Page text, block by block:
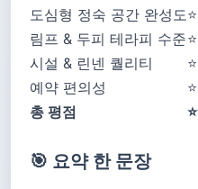
도심형 정숙 공간 완성도
림프 & 두피 테라피 수준
시설 & 린넨 퀄리티
예약 편의성
총 평점
🎯 요약 한 문장